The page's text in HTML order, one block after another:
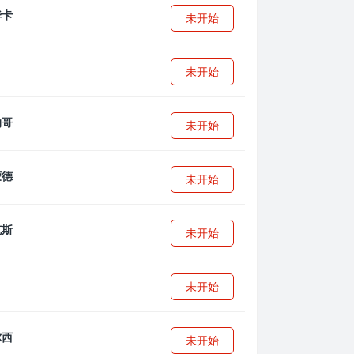
未开始
未开始
未开始
未开始
未开始
未开始
未开始